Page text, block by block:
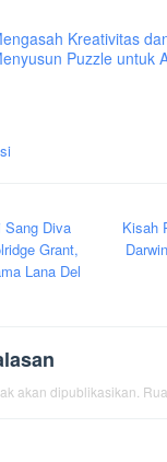
Kreativitas
Puzzle untuk
Sang Diva
Grant,
Lana Del
Kisah
akan dipublikasikan.